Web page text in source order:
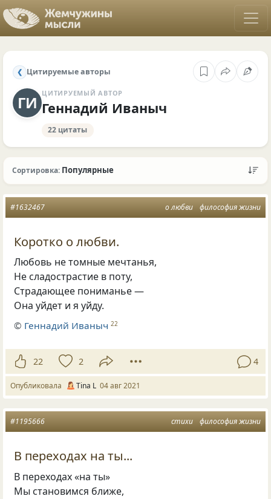
❮ Цитируемые авторы
ГИ ЦИТИРУЕМЫЙ АВТОР
Геннадий Иваныч
22 цитаты
Сортировка: Популярные
о любви философия жизни
#1632467
Коротко о любви.
Любовь не томные мечтанья,
Не сладострастие в поту,
Страдающее пониманье —
Она уйдет и я уйду.
© Геннадий Иваныч 22
22 2 4
Опубликовала Tina L 04 авг 2021
стихи философия жизни
#1195666
В переходах на ты...
В переходах«на ты»
Мы становимся ближе,